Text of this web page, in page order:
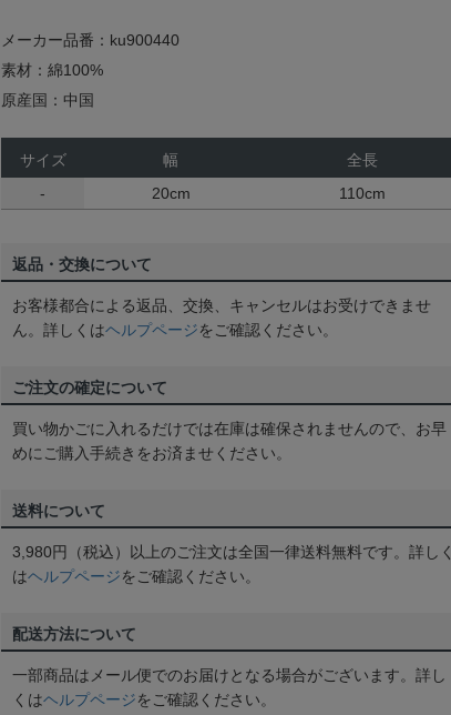
メーカー品番：ku900440
素材：綿100%
原産国：中国
サイズ 幅
全長
-
20cm 110cm
返品・交換について
お客様都合による返品、交換、キャンセルはお受けできませ
ん。詳しくはヘルプページをご確認ください。
ご注文の確定について
買い物かごに入れるだけでは在庫は確保されませんので、お早
めにご購入手続きをお済ませください。
送料について
3,980円（税込）以上のご注文は全国一律送料無料です。詳しく
はヘルプページをご確認ください。
配送方法について
一部商品はメール便でのお届けとなる場合がございます。詳し
くはヘルプページをご確認ください。